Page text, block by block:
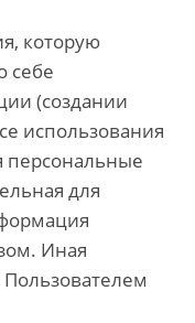
которую
себе
(создании
использования
персональные
для
Иная